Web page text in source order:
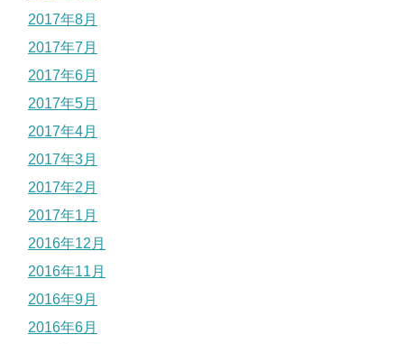
2017年8月
2017年7月
2017年6月
2017年5月
2017年4月
2017年3月
2017年2月
2017年1月
2016年12月
2016年11月
2016年9月
2016年6月